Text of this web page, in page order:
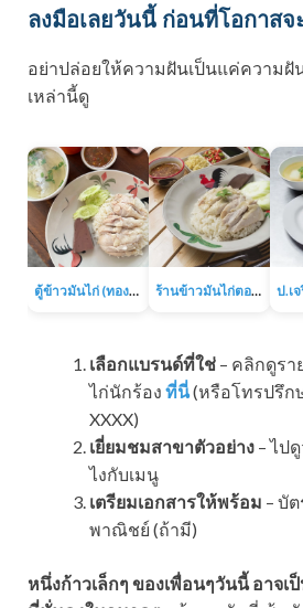
ลงมือเลยวันนี้ ก่อนที่โอกาสจ
อย่าปล่อยให้ความฝันเป็นแค่ความ
เหล่านี้ดู
ตู้ข้าวมันไก่ (ทองหล่อ) ร้านข้าวมันไก่ตอนเจ๊เส่ย (ถนนลาดพร้าว-วังหิน)
เลือกแบรนด์ที่ใช่ – คลิกดูร
ไก่นักร้อง ที่นี่(หรือโทรปรึก
XXXX)
เยี่ยมชมสาขาตัวอย่าง – ไป
ไงกับเมนู
เตรียมเอกสารให้พร้อม – บั
พาณิชย์ (ถ้ามี)
หนึ่งก้าวเล็กๆ ของเพื่อนๆวันนี้ อาจเ